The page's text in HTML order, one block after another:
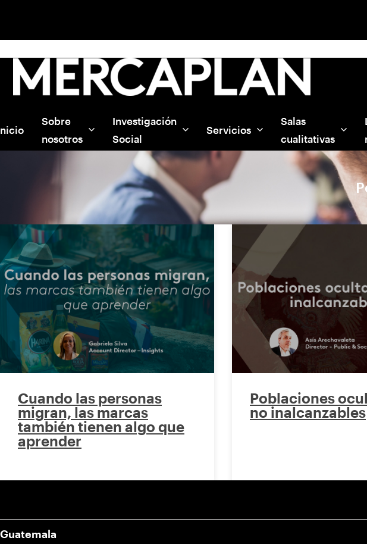
Sobre
nosotros
Investigación
Social
Servicios
Salas
cualitativas
Cuando las personas
migran, las marcas
también tienen algo que
aprender
Poblaciones
no inalcanzables
Guatemala